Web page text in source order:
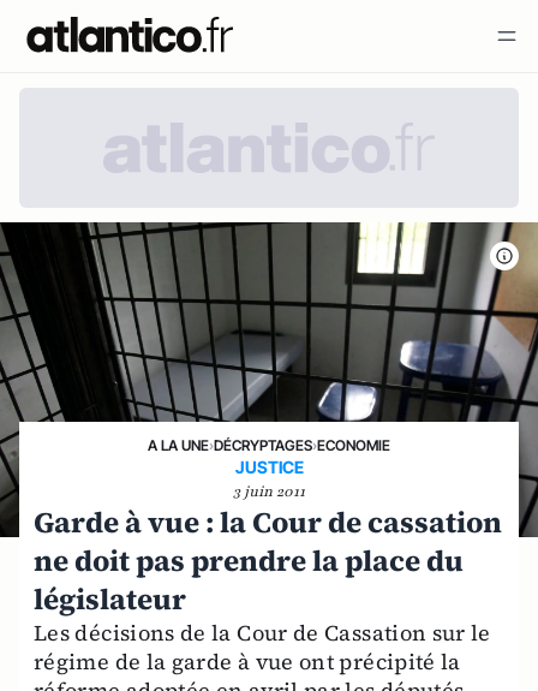
A LA UNE›DÉCRYPTAGES›ECONOMIE
JUSTICE
3 juin 2011
Garde à vue : la Cour de cassation
ne doit pas prendre la place du
législateur
Les décisions de la Cour de Cassation sur le
régime de la garde à vue ont précipité la